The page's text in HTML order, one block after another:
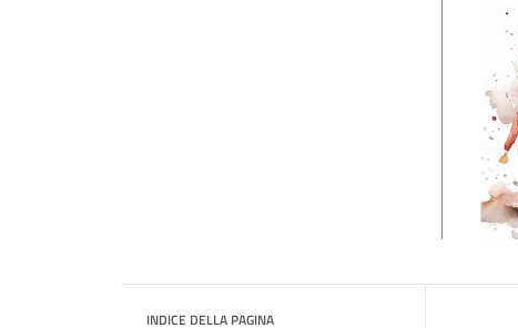
INDICE DELLA PAGINA